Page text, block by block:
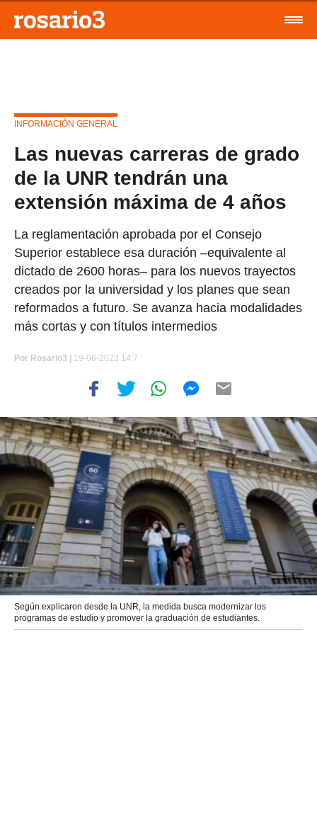
INFORMACIÓN GENERAL
Las nuevas carreras de grado
de la UNR tendrán una
extensión máxima de 4 años
La reglamentación aprobada por el Consejo
Superior establece esa duración –equivalente al
dictado de 2600 horas– para los nuevos trayectos
creados por la universidad y los planes que sean
reformados a futuro. Se avanza hacia modalidades
más cortas y con títulos intermedios
Por Rosario3 | 19-06-2023 14:7
Según explicaron desde la UNR, la medida busca modernizar los
programas de estudio y promover la graduación de estudiantes.